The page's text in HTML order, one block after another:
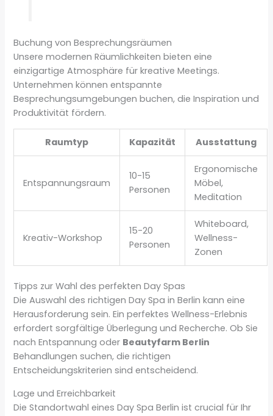
Buchung von Besprechungsräumen
Unsere modernen Räumlichkeiten bieten eine
einzigartige Atmosphäre für kreative Meetings.
Unternehmen können entspannte
Besprechungsumgebungen buchen, die Inspiration und
Produktivität fördern.
Raumtyp Kapazität Ausstattung
Entspannungsraum
10-15
Personen
Ergonomische
Möbel,
Meditation
Kreativ-Workshop
15-20
Personen
Whiteboard,
Wellness-
Zonen
Tipps zur Wahl des perfekten Day Spas
Die Auswahl des richtigen Day Spa in Berlin kann eine
Herausforderung sein. Ein perfektes Wellness-Erlebnis
erfordert sorgfältige Überlegung und Recherche. Ob Sie
nach Entspannung oder Beautyfarm Berlin
Behandlungen suchen, die richtigen
Entscheidungskriterien sind entscheidend.
Lage und Erreichbarkeit
Die Standortwahl eines Day Spa Berlin ist crucial für Ihr